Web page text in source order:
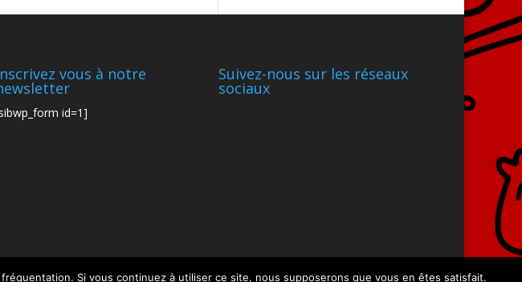
vous à notre
id=1]
Suivez-nous sur les réseaux
sociaux
Si vous continuez à utiliser ce site, nous supposerons que vous en êtes satisfait.